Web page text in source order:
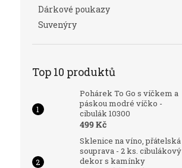
Dárkové poukazy
Suvenýry
Top 10 produktů
Pohárek To Go s víčkem a
páskou modré víčko -
cibulák 10300
499 Kč
Sklenice na víno, přátelská
souprava - 2 ks. cibulákový
dekor s kamínky